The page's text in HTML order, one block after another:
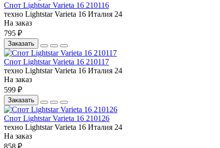
Спот Lightstar Varieta 16 210116
техно Lightstar Varieta 16 Италия 24
На заказ
795 ₽
Заказать
Спот Lightstar Varieta 16 210117
техно Lightstar Varieta 16 Италия 24
На заказ
599 ₽
Заказать
Спот Lightstar Varieta 16 210126
техно Lightstar Varieta 16 Италия 24
На заказ
858 ₽